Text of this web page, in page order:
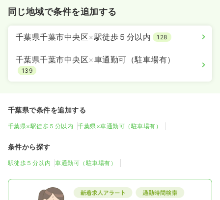
同じ地域で条件を追加する
千葉県千葉市中央区×駅徒歩５分以内 128
千葉県千葉市中央区×車通勤可（駐車場有）
139
千葉県で条件を追加する
千葉県×駅徒歩５分以内 千葉県×車通勤可（駐車場有）
条件から探す
駅徒歩５分以内 車通勤可（駐車場有）